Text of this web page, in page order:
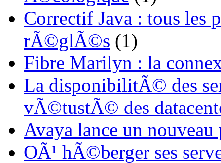
Correctif Java : tous les
rÃ©glÃ©s (1)
Fibre Marilyn : la
La disponibilitÃ© des
vÃ©tustÃ© des
Avaya lance un nouveau
OÃ¹ hÃ©berger ses